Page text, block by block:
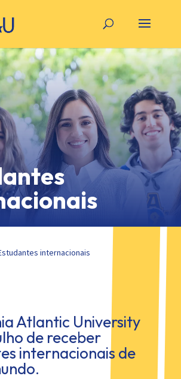
internacionais
Atlantic University
de receber
internacionais de